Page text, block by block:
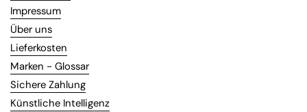
Impressum
Über uns
Lieferkosten
Marken - Glossar
Sichere Zahlung
Künstliche Intelligenz